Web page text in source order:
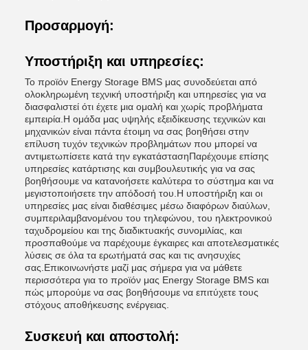
Προσαρμογή:
Υποστήριξη και υπηρεσίες:
Το προϊόν Energy Storage BMS μας συνοδεύεται από
ολοκληρωμένη τεχνική υποστήριξη και υπηρεσίες για να
διασφαλιστεί ότι έχετε μια ομαλή και χωρίς προβλήματα
εμπειρία.Η ομάδα μας υψηλής εξειδίκευσης τεχνικών και
μηχανικών είναι πάντα έτοιμη να σας βοηθήσει στην
επίλυση τυχόν τεχνικών προβλημάτων που μπορεί να
αντιμετωπίσετε κατά την εγκατάστασηΠαρέχουμε επίσης
υπηρεσίες κατάρτισης και συμβουλευτικής για να σας
βοηθήσουμε να κατανοήσετε καλύτερα το σύστημα και να
μεγιστοποιήσετε την απόδοσή του.Η υποστήριξη και οι
υπηρεσίες μας είναι διαθέσιμες μέσω διαφόρων διαύλων,
συμπεριλαμβανομένου του τηλεφώνου, του ηλεκτρονικού
ταχυδρομείου και της διαδικτυακής συνομιλίας, και
προσπαθούμε να παρέχουμε έγκαιρες και αποτελεσματικές
λύσεις σε όλα τα ερωτήματά σας και τις ανησυχίες
σας.Επικοινωνήστε μαζί μας σήμερα για να μάθετε
περισσότερα για το προϊόν μας Energy Storage BMS και
πώς μπορούμε να σας βοηθήσουμε να επιτύχετε τους
στόχους αποθήκευσης ενέργειας.
Συσκευή και αποστολή: